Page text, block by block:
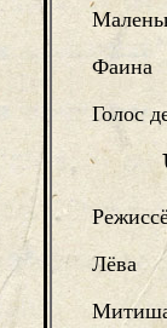
Фаина
Голос
Лёва